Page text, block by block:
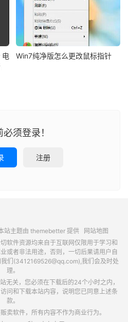
Win7纯净版怎么更改鼠标指针
须登录！
注册
主题由 themebetter提供
网站地图
软件资源均来自于互联网仅限用于学习和
或者非法用途，否则，一切后果请用户自
们(3412169526@qq.com),我们会及时处
理。
无关，您必须在下载后的24个小时之内，
问和下载本站内容，说明您已同意上述条
款。
卖软件，所有内容不作为商业行为。